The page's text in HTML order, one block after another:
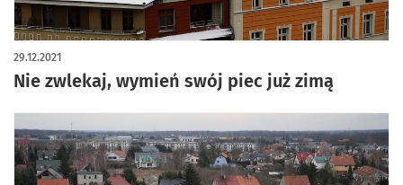
Nie zwlekaj, wymień swój piec już zimą
29.12.2021